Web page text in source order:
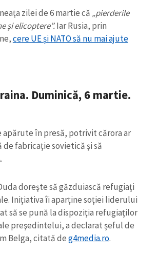
zilei de 6 martie că „pierderile
și elicoptere”.Iar Rusia, prin
cere UE și NATO să nu mai ajute
Duminică, 6 martie.
în presă, potrivit cărora ar
fabricaţie sovietică şi să
doreşte să găzduiască refugiaţi
Iniţiativa îi aparţine soţiei liderului
să se pună la dispoziţia refugiaţilor
preşedintelui, a declarat şeful de
Belga, citată deg4media.ro.
+ Încarcă imagine
+ Mesajul știrei